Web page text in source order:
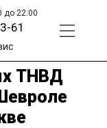
до 22:00
61
ТНВД